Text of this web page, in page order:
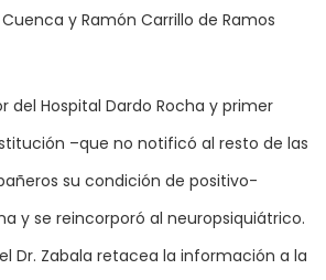
y Ramón Carrillo de Ramos
del Hospital Dardo Rocha y primer
–que no notificó al resto de las
su condición de positivo-
y se reincorporó al neuropsiquiátrico.
Dr. Zabala retacea la información a la